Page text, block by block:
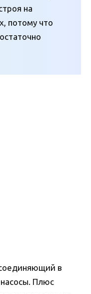
на
потому что
в
Плюс